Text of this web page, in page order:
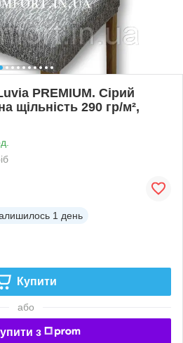
PREMIUM. Сірий
щільність 290 гр/м²,
1 день
Купити
або
з